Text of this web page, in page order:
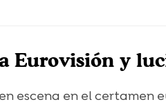
Eurovisión y
escena en el certamen